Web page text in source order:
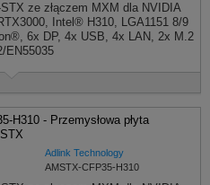
STX ze złączem MXM dla NVIDIA
Intel® H310, LGA1151 8/9
6x DP, 4x USB, 4x LAN, 2x M.2
EN55035
H310 - Przemysłowa płyta
Adlink Technology
AMSTX-CFP35-H310